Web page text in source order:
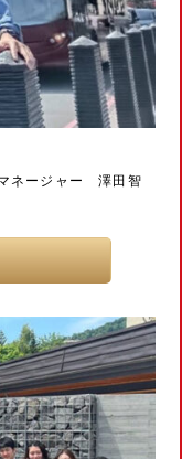
ネージャー 澤田智